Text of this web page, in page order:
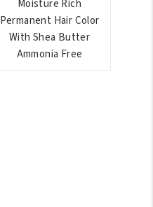
Moisture Rich
Permanent Hair Color
With Shea Butter
Ammonia Free